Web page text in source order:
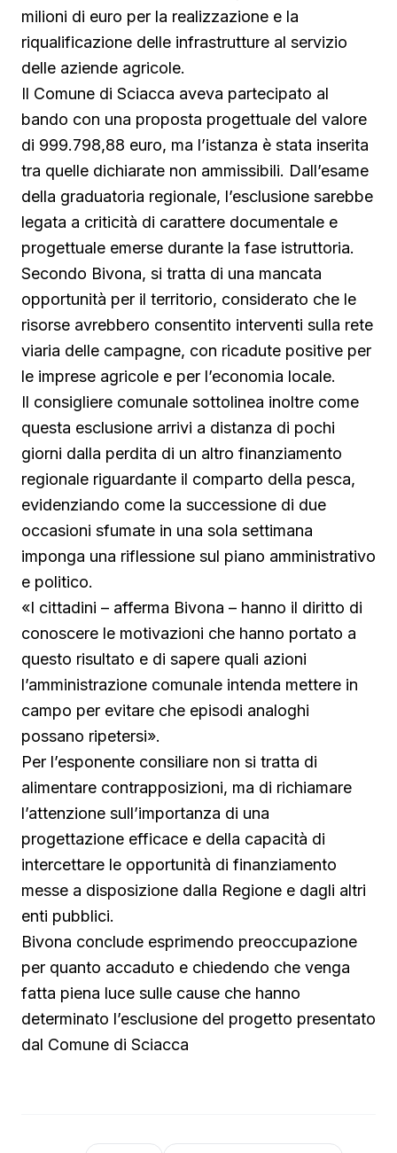
milioni di euro per la realizzazione e la
riqualificazione delle infrastrutture al servizio
delle aziende agricole.
Il Comune di Sciacca aveva partecipato al
bando con una proposta progettuale del valore
di 999.798,88 euro, ma l’istanza è stata inserita
tra quelle dichiarate non ammissibili. Dall’esame
della graduatoria regionale, l’esclusione sarebbe
legata a criticità di carattere documentale e
progettuale emerse durante la fase istruttoria.
Secondo Bivona, si tratta di una mancata
opportunità per il territorio, considerato che le
risorse avrebbero consentito interventi sulla rete
viaria delle campagne, con ricadute positive per
le imprese agricole e per l’economia locale.
Il consigliere comunale sottolinea inoltre come
questa esclusione arrivi a distanza di pochi
giorni dalla perdita di un altro finanziamento
regionale riguardante il comparto della pesca,
evidenziando come la successione di due
occasioni sfumate in una sola settimana
imponga una riflessione sul piano amministrativo
e politico.
«I cittadini – afferma Bivona – hanno il diritto di
conoscere le motivazioni che hanno portato a
questo risultato e di sapere quali azioni
l’amministrazione comunale intenda mettere in
campo per evitare che episodi analoghi
possano ripetersi».
Per l’esponente consiliare non si tratta di
alimentare contrapposizioni, ma di richiamare
l’attenzione sull’importanza di una
progettazione efficace e della capacità di
intercettare le opportunità di finanziamento
messe a disposizione dalla Regione e dagli altri
enti pubblici.
Bivona conclude esprimendo preoccupazione
per quanto accaduto e chiedendo che venga
fatta piena luce sulle cause che hanno
determinato l’esclusione del progetto presentato
dal Comune di Sciacca